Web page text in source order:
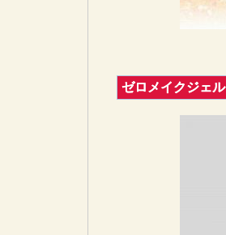
ゼロメイクジェル